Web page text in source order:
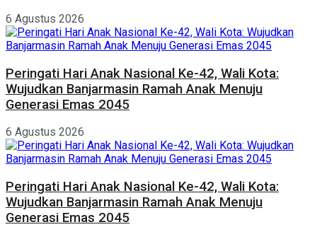
6 Agustus 2026
Peringati Hari Anak Nasional Ke-42, Wali Kota:
Wujudkan Banjarmasin Ramah Anak Menuju
Generasi Emas 2045
6 Agustus 2026
Peringati Hari Anak Nasional Ke-42, Wali Kota:
Wujudkan Banjarmasin Ramah Anak Menuju
Generasi Emas 2045